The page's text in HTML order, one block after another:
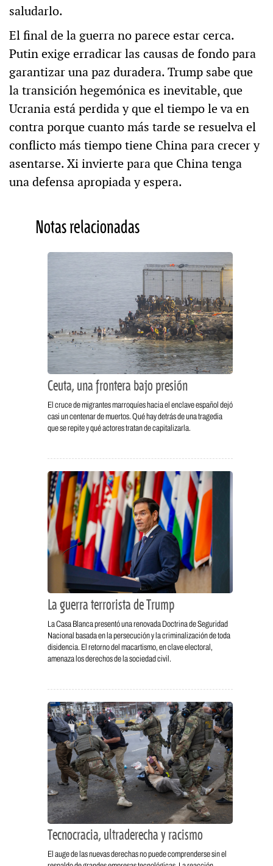
saludarlo.
El final de la guerra no parece estar cerca.
Putin exige erradicar las causas de fondo para
garantizar una paz duradera. Trump sabe que
la transición hegemónica es inevitable, que
Ucrania está perdida y que el tiempo le va en
contra porque cuanto más tarde se resuelva el
conflicto más tiempo tiene China para crecer y
asentarse. Xi invierte para que China tenga
una defensa apropiada y espera.
Notas relacionadas
Ceuta, una frontera bajo presión
El cruce de migrantes marroquíes hacia el enclave español dejó
casi un centenar de muertos. Qué hay detrás de una tragedia
que se repite y qué actores tratan de capitalizarla.
La guerra terrorista de Trump
La Casa Blanca presentó una renovada Doctrina de Seguridad
Nacional basada en la persecución y la criminalización de toda
disidencia. El retorno del macartismo, en clave electoral,
amenaza los derechos de la sociedad civil.
Tecnocracia, ultraderecha y racismo
El auge de las nuevas derechas no puede comprenderse sin el